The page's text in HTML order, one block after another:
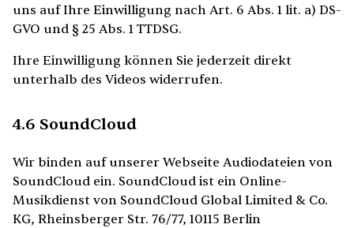
uns auf Ihre Einwilligung nach Art. 6 Abs. 1 lit. a) DS-
GVO und § 25 Abs. 1 TTDSG.
Ihre Einwilligung können Sie jederzeit direkt
unterhalb des Videos widerrufen.
4.6 SoundCloud
Wir binden auf unserer Webseite Audiodateien von
SoundCloud ein. SoundCloud ist ein Online-
Musikdienst von SoundCloud Global Limited & Co.
KG, Rheinsberger Str. 76/77, 10115 Berlin